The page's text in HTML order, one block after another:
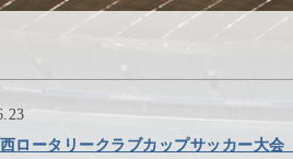
ロータリークラブカップサッカー大会